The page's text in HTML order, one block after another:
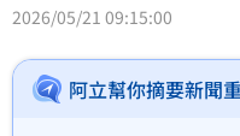
2026/05/21 09:15:00
阿立幫你摘要新聞